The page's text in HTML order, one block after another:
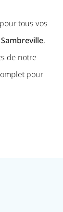
tous vos
Sambreville,
de notre
pour